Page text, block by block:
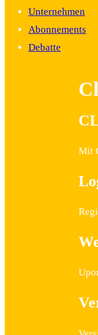
Unternehmen
Abonnements
Debatte
Mit